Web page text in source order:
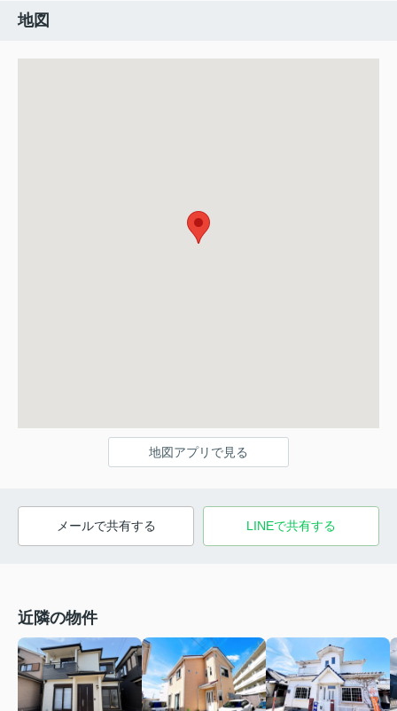
地図
地図アプリで見る
メールで共有する LINEで共有する
近隣の物件